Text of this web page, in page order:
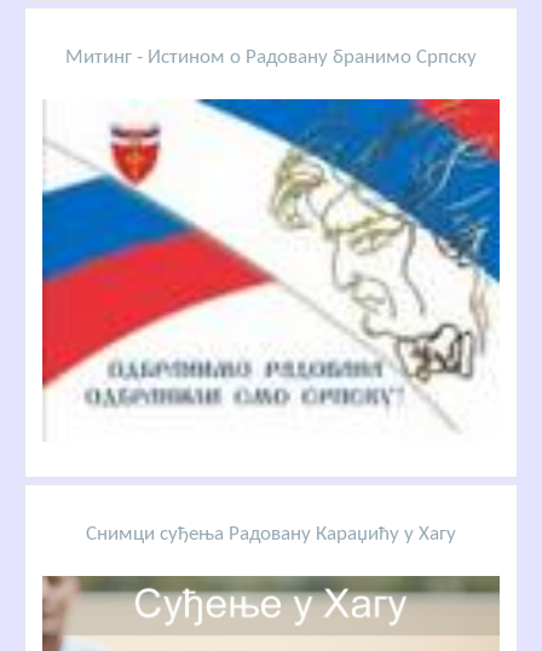
Митинг - Истином о Радовану бранимо Српску
Снимци суђења Радовану Караџићу у Хагу